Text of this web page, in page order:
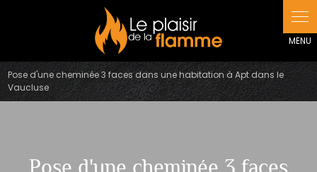
Pose d'une cheminée 3 faces dans une habitation à Apt dans le
Vaucluse
Panneau de gestion des cookies